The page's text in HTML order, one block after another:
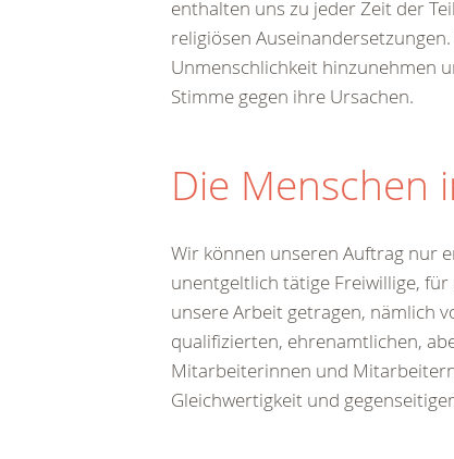
enthalten uns zu jeder Zeit der
religiösen
Unmenschlichkeit hinzunehmen
Stimme gegen ihre Ursachen.
Die Menschen
Wir können unseren Auftrag nur
unentgeltlich tätige Freiwillige,
unsere Arbeit getragen, nämlich
qualifizierten, ehrenamtlichen,
Mitarbeiterinnen und
Gleichwertigkeit und